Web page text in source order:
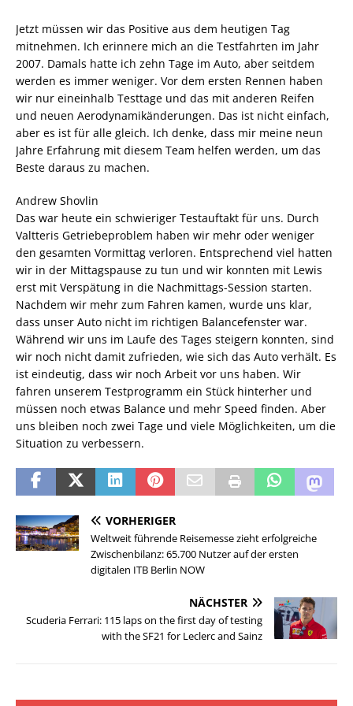
Jetzt müssen wir das Positive aus dem heutigen Tag
mitnehmen. Ich erinnere mich an die Testfahrten im Jahr
2007. Damals hatte ich zehn Tage im Auto, aber seitdem
werden es immer weniger. Vor dem ersten Rennen haben
wir nur eineinhalb Testtage und das mit anderen Reifen
und neuen Aerodynamikänderungen. Das ist nicht einfach,
aber es ist für alle gleich. Ich denke, dass mir meine neun
Jahre Erfahrung mit diesem Team helfen werden, um das
Beste daraus zu machen.
Andrew Shovlin
Das war heute ein schwieriger Testauftakt für uns. Durch
Valtteris Getriebeproblem haben wir mehr oder weniger
den gesamten Vormittag verloren. Entsprechend viel hatten
wir in der Mittagspause zu tun und wir konnten mit Lewis
erst mit Verspätung in die Nachmittags-Session starten.
Nachdem wir mehr zum Fahren kamen, wurde uns klar,
dass unser Auto nicht im richtigen Balancefenster war.
Während wir uns im Laufe des Tages steigern konnten, sind
wir noch nicht damit zufrieden, wie sich das Auto verhält. Es
ist eindeutig, dass wir noch Arbeit vor uns haben. Wir
fahren unserem Testprogramm ein Stück hinterher und
müssen noch etwas Balance und mehr Speed finden. Aber
uns bleiben noch zwei Tage und viele Möglichkeiten, um die
Situation zu verbessern.
VORHERIGER
Weltweit führende Reisemesse zieht erfolgreiche
Zwischenbilanz: 65.700 Nutzer auf der ersten
digitalen ITB Berlin NOW
NÄCHSTER
Scuderia Ferrari: 115 laps on the first day of testing
with the SF21 for Leclerc and Sainz